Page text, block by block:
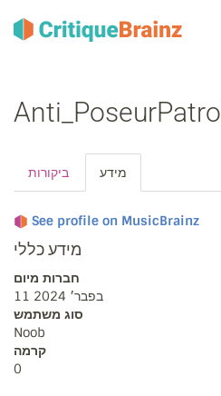
Anti_PoseurPatrol
ביקורות מידע
See profile on MusicBrainz
מידע כללי
חברות מיום
11 בפבר׳ 2024
סוג משתמש
Noob
קרמה
0